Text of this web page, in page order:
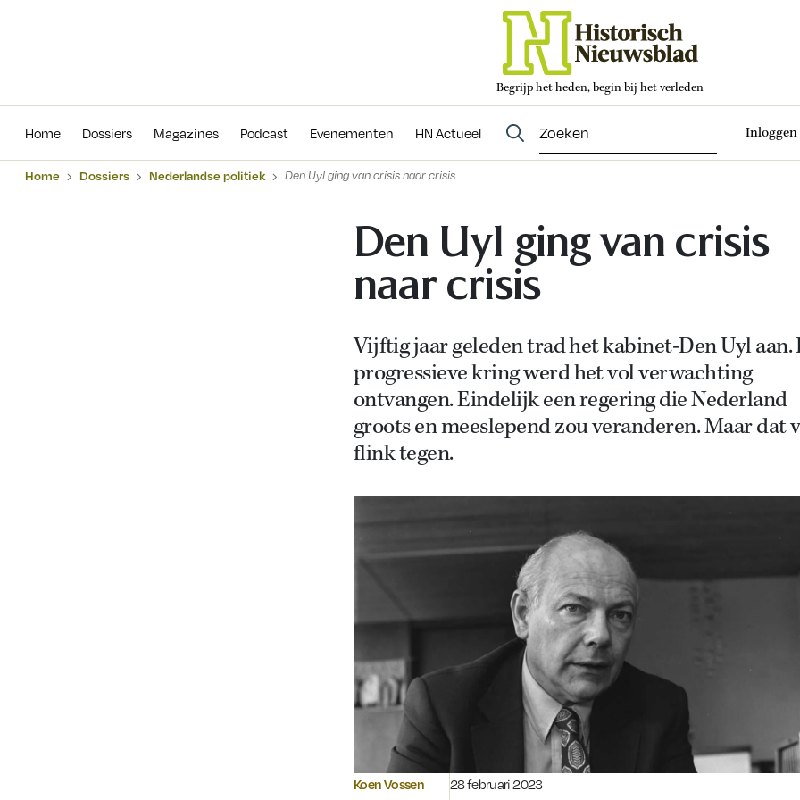
Begrijp het heden, begin bij het verleden
Home Dossiers Magazines Podcast Evenementen HN Actueel Inloggen
Evenementen
Home Dossiers Nederlandse politiek Den Uyl ging van crisis naar crisis
Den Uyl ging van crisis
naar crisis
Vijftig jaar geleden trad het kabinet-Den Uyl aan.
progressieve kring werd het vol verwachting
ontvangen. Eindelijk een regering die Nederland
groots en meeslepend zou veranderen. Maar dat
flink tegen.
Koen Vossen
Gepubliceerd op:
28 februari 2023